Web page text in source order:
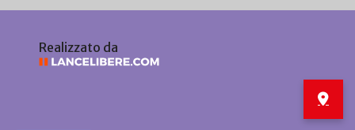
Realizzato da